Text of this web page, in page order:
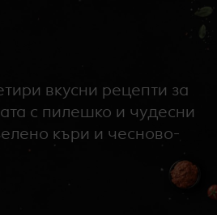
вкусни рецепти за
с пилешко и чудесни
къри и чесново-